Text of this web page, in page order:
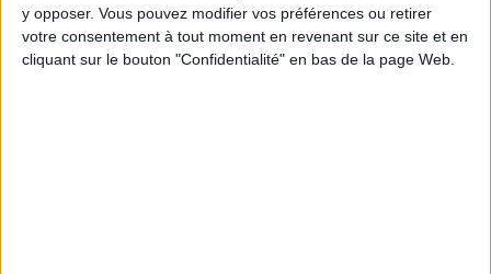
y opposer. Vous pouvez modifier vos préférences ou retirer
votre consentement à tout moment en revenant sur ce site et en
cliquant sur le bouton "Confidentialité" en bas de la page Web.
Peut-on remplacer la viande par des féculents ?
Consultation diététique du 05/08/2026